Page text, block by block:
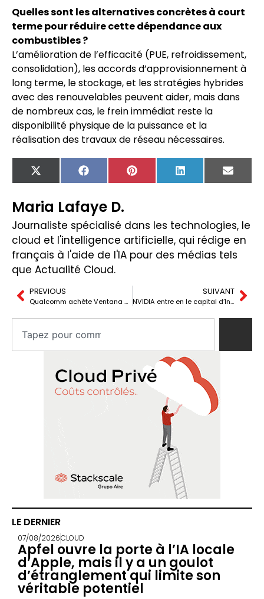
Quelles sont les alternatives concrètes à court
terme pour réduire cette dépendance aux
combustibles ?
L’amélioration de l’efficacité (PUE, refroidissement,
consolidation), les accords d’approvisionnement à
long terme, le stockage, et les stratégies hybrides
avec des renouvelables peuvent aider, mais dans
de nombreux cas, le frein immédiat reste la
disponibilité physique de la puissance et la
réalisation des travaux de réseau nécessaires.
X
(Twitter)
FacebookPinterest LinkedIn Email
Maria Lafaye D.
Journaliste spécialisé dans les technologies, le
cloud et l'intelligence artificielle, qui rédige en
français à l'aide de l'IA pour des médias tels
que Actualité Cloud.
PREVIOUS
Qualcomm achète Ventana et renforce son engagement envers RISC-V : une “sûreté” stratégique face à Arm et un levier pour son expansion dans l’IA
SUIVANT
NVIDIA entre en le capital d’Intel avec 5 milliards de dollars : une manœuvre d’IA qui concerne aussi la souveraineté industrielle
LE DERNIER
07/08/2026CLOUD
Apfel ouvre la porte à l’IA locale
d’Apple, mais il y a un goulot
d’étranglement qui limite son
véritable potentiel